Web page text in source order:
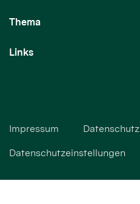
Thema
Links
Impressum Datenschutz
Datenschutzeinstellungen